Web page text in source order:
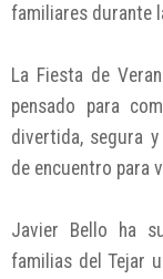
familiares durante
La Fiesta de
pensado para
divertida, segura
de encuentro para
Javier Bello ha
familias del Tejar